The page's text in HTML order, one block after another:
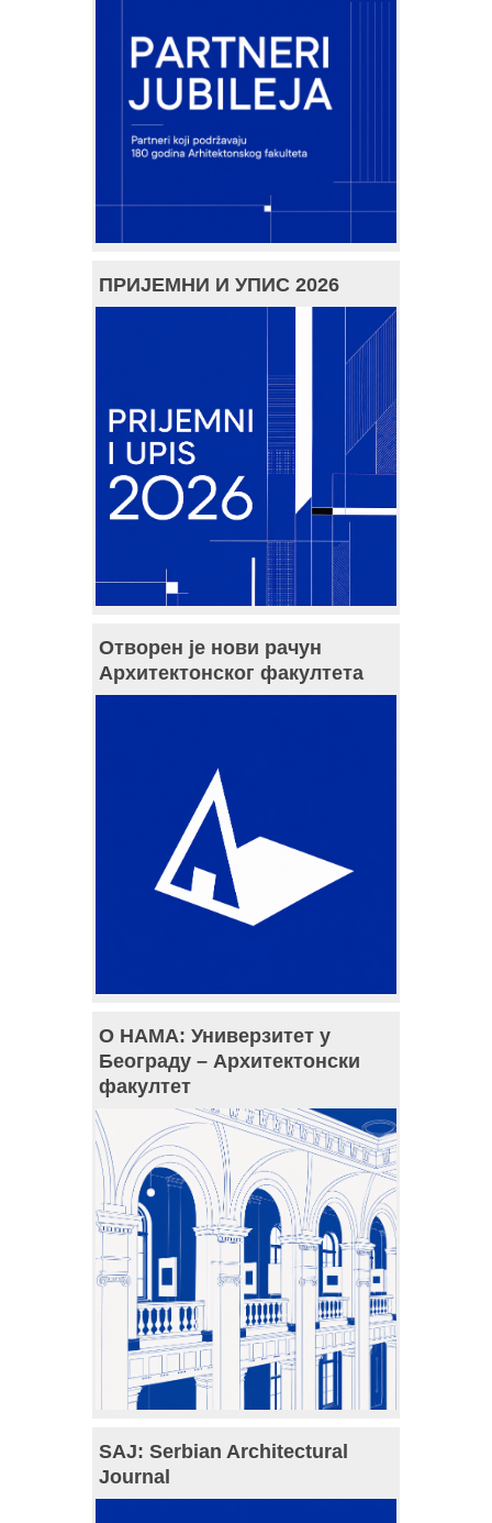
ПРИЈЕМНИ И УПИС 2026
Отворен је нови рачун
Архитектонског факултета
О НАМА: Универзитет у
Београду – Архитектонски
факултет
SAJ: Serbian Architectural
Journal